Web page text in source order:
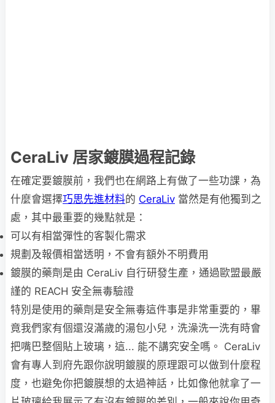
CeraLiv 居家鍍膜過程記錄
在確定要鍍膜前，我們也在網路上有做了一些功課，為
什麼會選擇巧思先進材料的 CeraLiv 當然是有他獨到之
處，其中最重要的幾點就是：
可以有相當彈性的客製化需求
規劃及報價相當透明，不會有額外不明費用
鍍膜的藥劑是由 CeraLiv 自行研發生產，通過歐盟最嚴
謹的 REACH 安全無毒驗證
特別是使用的藥劑是安全無毒這件事是非常重要的，畢
竟我們家有個還沒滿歲的湯包小兒，洗澡洗一洗有時會
把嘴巴整個貼上玻璃，這... 能不講究安全嗎。 CeraLiv
會有專人到府先跟你說明鍍膜的原理跟可以做到什麼程
度，也避免你把鍍膜想的太過神話，比如像他就拿了一